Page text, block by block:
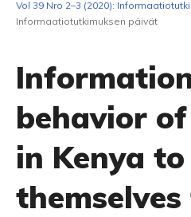
Vol 39 Nro 2–3 (2020):
Informaatiotutkimuksen päivät
behavior
in Kenya